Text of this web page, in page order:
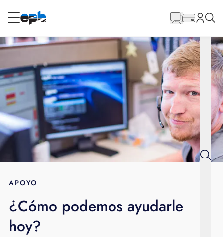
RESIDENCIAL
Internet
Energía
Televisión
BLOG
APOYO
principal
APOYO
¿Cómo podemos ayudarle
hoy?